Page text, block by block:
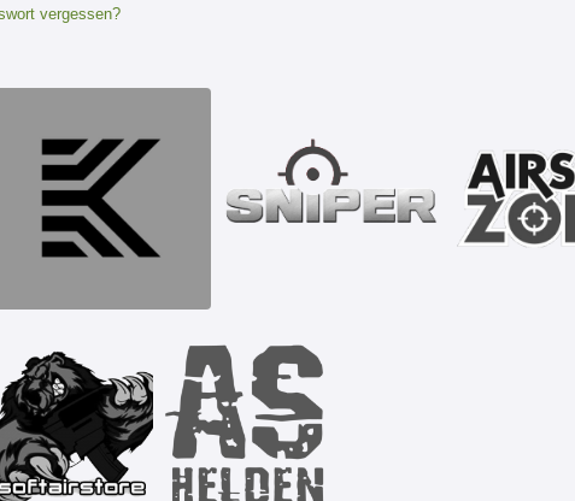
vergessen?